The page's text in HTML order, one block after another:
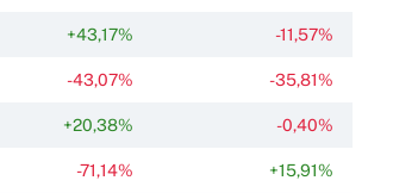
+43,17% -11,57%
-43,07% -35,81%
+20,38% -0,40%
-71,14% +15,91%